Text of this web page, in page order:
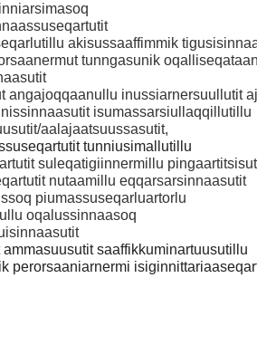
akisussaaffimmik
tunngasunik
angajoqqaanullu inussiarnersuullutit
isumassarsiullaqqillutillu
aalajaatsuussasutit,
tunniusimallutillu
suleqatigiinnermillu
nutaamillu eqqarsarsinnaasutit
piumassuseqarluartorlu
oqalussinnaasoq
saaffikkuminartuusutillu
perorsaaniarnermi